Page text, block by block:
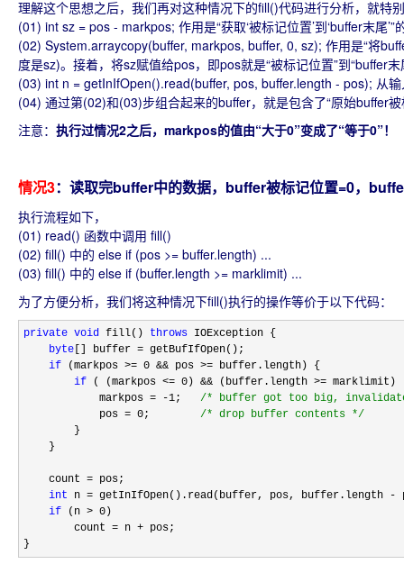
理解这个思想之后，我们再对这种情况下的fill()代码进行分析，就特
(01) int sz = pos - markpos; 作用是“获取‘被标记位置’到‘buffer末尾’”
(02) System.arraycopy(buffer, markpos, buffer, 0, sz); 作用是“将
度是sz)。接着，将sz赋值给pos，即pos就是“被标记位置”到“buffer
(03) int n = getInIfOpen().read(buffer, pos, buffer.length - pos); 从
(04) 通过第(02)和(03)步组合起来的buffer，就是包含了“原始buffer
注意： 执行过情况2之后，markpos的值由“大于0”变成了“等于0”！
情况3：读取完buffer中的数据，buffer被标记位置=0，
执行流程如下，
(01) read() 函数中调用 fill()
(02) fill() 中的 else if (pos >= buffer.length) ...
(03) fill() 中的 else if (buffer.length >= marklimit) ...
为了方便分析，我们将这种情况下fill()执行的操作等价于以下代码：
private void fill() throws IOException {
byte [] buffer = getBufIfOpen();
if (markpos >= 0 && pos >= buffer.length) {
if ( (markpos <= 0) && (buffer.length >= marklimit)
            markpos
= -1; /* buffer got too big,
            pos
= 0; /* drop buffer contents */
        }
    }
    count
= pos;
int n = getInIfOpen().read(buffer, pos, buffer.length -
if (n > 0 )
        count
= n + pos;
}